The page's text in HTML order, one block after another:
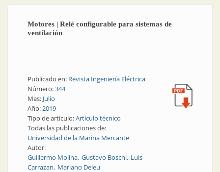
Motores | Relé configurable para sistemas de
ventilación
Publicado en: Revista Ingeniería Eléctrica
Número:344
Mes: Julio
Año:2019
Tipo de artículo:Artículo técnico
Todas las publicaciones de:
Universidad de la Marina Mercante
Autor:
Guillermo Molina Gustavo Boschi Luis
Carrazan Mariano Deleu